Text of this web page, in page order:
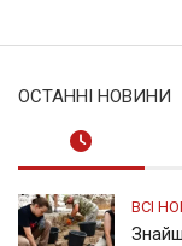
ОСТАННІ НОВИНИ
ВСІ